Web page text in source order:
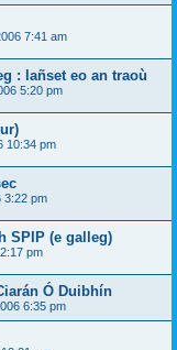
7:41 am
: lañset eo an traoù
5:20 pm
10:34 pm
3:22 pm
SPIP (e galleg)
pm
Ó Duibhín
6:35 pm